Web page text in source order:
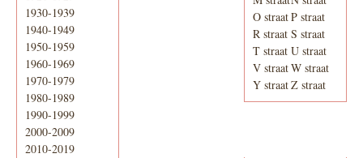
1930-1939
1940-1949
1950-1959
1960-1969
1970-1979
1980-1989
1990-1999
2000-2009
2010-2019
O straatP straat
R straat S straat
T straat U straat
V straatW straat
Y straatZ straat